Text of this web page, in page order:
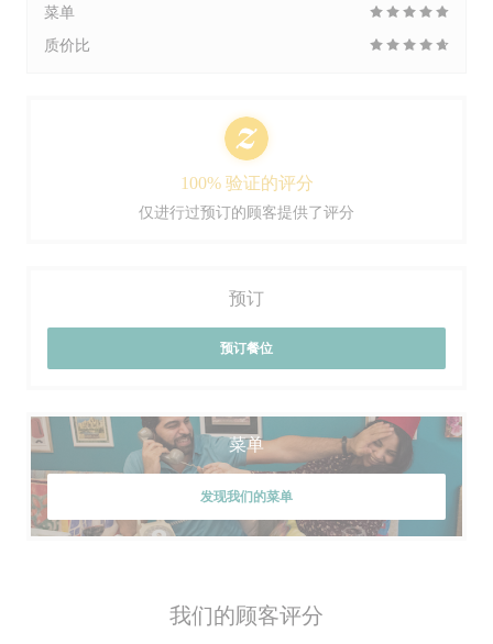
我们的顾客评分
菜单
质价比
100% 验证的评分
仅进行过预订的顾客提供了评分
预订
预订餐位
菜单
发现我们的菜单